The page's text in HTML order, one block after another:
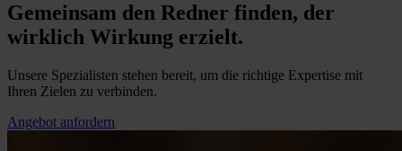
Gemeinsam den Redner finden, der
wirklich Wirkung erzielt.
Unsere Spezialisten stehen bereit, um die richtige Expertise mit
Ihren Zielen zu verbinden.
Angebot anfordern